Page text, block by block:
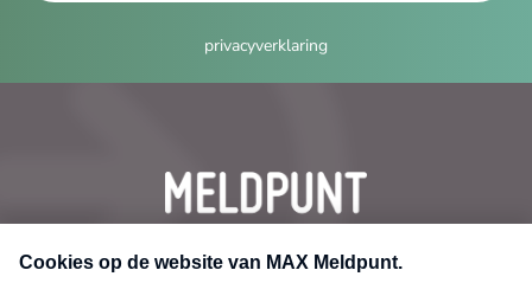
privacyverklaring